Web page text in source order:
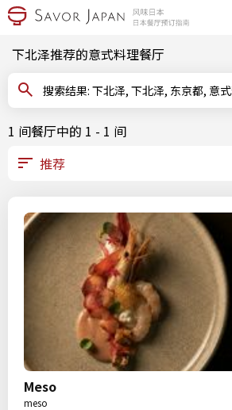
下北泽推荐的意式料理餐厅
搜索结果: 下北泽, 下北泽, 东京都, 意
1 间餐厅中的 1 - 1 间
Meso
meso